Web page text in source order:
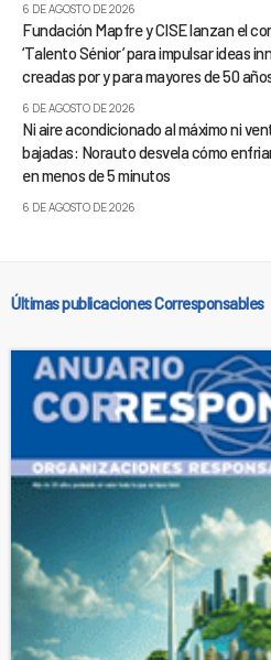
6 DE AGOSTO DE 2026
Fundación Mapfre y CISE lanzan el
‘Talento Sénior’ para impulsar ideas
creadas por y para mayores de 50
6 DE AGOSTO DE 2026
Ni aire acondicionado al máximo ni
bajadas: Norauto desvela cómo
en menos de 5 minutos
6 DE AGOSTO DE 2026
Últimas publicaciones Corresponsables